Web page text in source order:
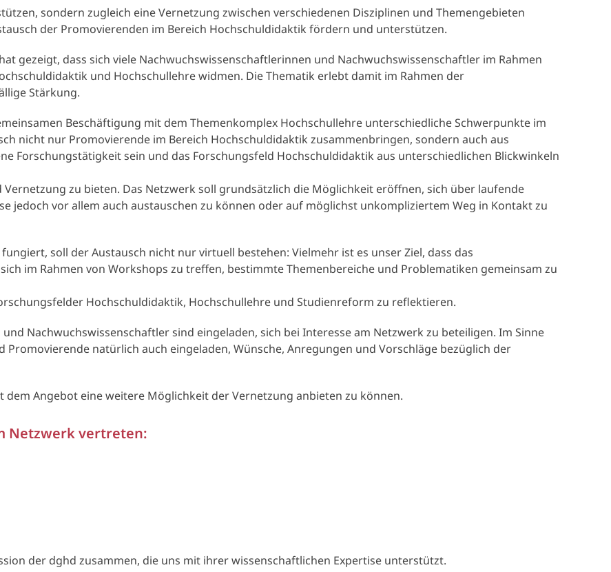
sondern zugleich eine Vernetzung zwischen verschiedenen Disziplinen und Themengebieten
der Promovierenden im Bereich Hochschuldidaktik fördern und unterstützen.
gezeigt, dass sich viele Nachwuchswissenschaftlerinnen und Nachwuchswissenschaftler im Rahmen
und Hochschullehre widmen. Die Thematik erlebt damit im Rahmen der
Stärkung.
Beschäftigung mit dem Themenkomplex Hochschullehre unterschiedliche Schwerpunkte im
nicht nur Promovierende im Bereich Hochschuldidaktik zusammenbringen, sondern auch aus
Forschungstätigkeit sein und das Forschungsfeld Hochschuldidaktik aus unterschiedlichen Blickwinkeln
zu bieten. Das Netzwerk soll grundsätzlich die Möglichkeit eröffnen, sich über laufende
jedoch vor allem auch austauschen zu können oder auf möglichst unkompliziertem Weg in Kontakt zu
soll der Austausch nicht nur virtuell bestehen: Vielmehr ist es unser Ziel, dass das
im Rahmen von Workshops zu treffen, bestimmte Themenbereiche und Problematiken gemeinsam zu
Hochschuldidaktik, Hochschullehre und Studienreform zu reflektieren.
Nachwuchswissenschaftler sind eingeladen, sich bei Interesse am Netzwerk zu beteiligen. Im Sinne
Promovierende natürlich auch eingeladen, Wünsche, Anregungen und Vorschläge bezüglich der
Angebot eine weitere Möglichkeit der Vernetzung anbieten zu können.
Netzwerk vertreten:
der dghd zusammen, die uns mit ihrer wissenschaftlichen Expertise unterstützt.